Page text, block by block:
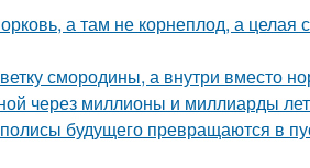
а там не корнеплод, а целая
смородины, а внутри вместо
через миллионы и миллиарды
будущего превращаются в